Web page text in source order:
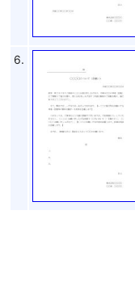
6.